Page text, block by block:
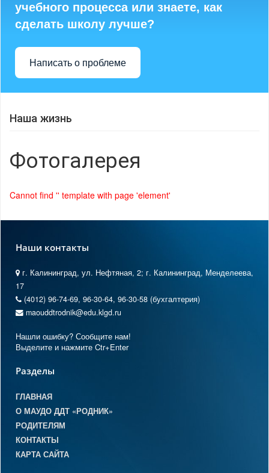
учебного процесса или знаете, как
сделать школу лучше?
Написать о проблеме
Наша жизнь
Фотогалерея
Cannot find '' template with page 'element'
Наши контакты
г. Калининград, ул. Нефтяная, 2; г. Калининград, Менделеева,
17
(4012) 96-74-69, 96-30-64, 96-30-58 (бухгалтерия)
maouddtrodnik@edu.klgd.ru
Нашли ошибку? Сообщите нам!
Выделите и нажмите Ctr+Enter
Разделы
ГЛАВНАЯ
О МАУДО ДДТ «РОДНИК»
РОДИТЕЛЯМ
КОНТАКТЫ
КАРТА САЙТА